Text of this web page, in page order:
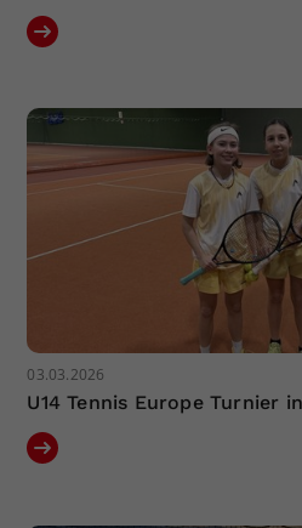
03.03.2026
U14 Tennis Europe Turnier